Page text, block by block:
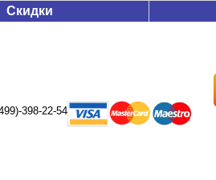
Скидки
398-22-54